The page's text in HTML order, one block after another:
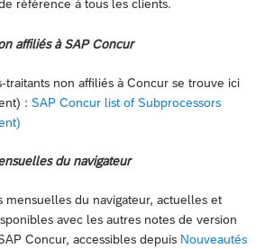
référence à tous les clients.
affiliés à SAP Concur
traitants non affiliés à Concur se trouve ici
: SAP Concur list of Subprocessors
du navigateur
mensuelles du navigateur, actuelles et
avec les autres notes de version
Concur, accessibles depuis Nouveautés